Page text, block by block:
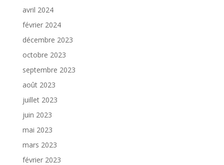
avril 2024
février 2024
décembre 2023
octobre 2023
septembre 2023
août 2023
juillet 2023
juin 2023
mai 2023
mars 2023
février 2023